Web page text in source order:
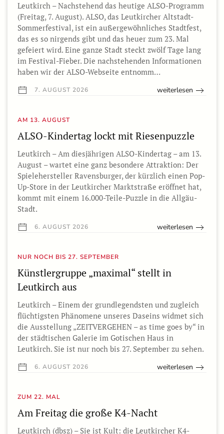
Leutkirch – Nachstehend das heutige ALSO-Programm
(Freitag, 7. August). ALSO, das Leutkircher Altstadt-
Sommerfestival, ist ein außergewöhnliches Stadtfest,
das es so nirgends gibt und das heuer zum 23. Mal
gefeiert wird. Eine ganze Stadt steckt zwölf Tage lang
im Festival-Fieber. Die nachstehenden Informationen
haben wir der ALSO-Webseite entnomm…
7. AUGUST 2026 weiterlesen
AM 13. AUGUST
ALSO-Kindertag lockt mit Riesenpuzzle
Leutkirch – Am diesjährigen ALSO-Kindertag – am 13.
August – wartet eine ganz besondere Attraktion: Der
Spielehersteller Ravensburger, der kürzlich einen Pop-
Up-Store in der Leutkircher Marktstraße eröffnet hat,
kommt mit einem 16.000-Teile-Puzzle in die Allgäu-
Stadt.
6. AUGUST 2026 weiterlesen
NUR NOCH BIS 27. SEPTEMBER
Künstlergruppe „maximal“ stellt in
Leutkirch aus
Leutkirch – Einem der grundlegendsten und zugleich
flüchtigsten Phänomene unseres Daseins widmet sich
die Ausstellung „ZEITVERGEHEN – as time goes by“ in
der städtischen Galerie im Gotischen Haus in
Leutkirch. Sie ist nur noch bis 27. September zu sehen.
6. AUGUST 2026 weiterlesen
ZUM 22. MAL
Am Freitag die große K4-Nacht
Leutkirch (dbsz) – Sie ist Kult: die Leutkircher K4-